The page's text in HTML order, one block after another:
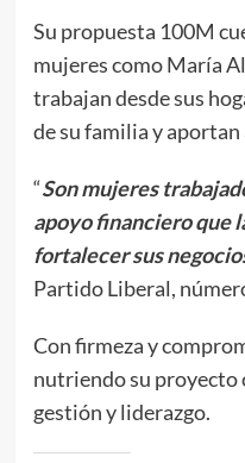
Su propuesta 100M
mujeres como María
trabajan desde sus
de su familia y aportan
“Son mujeres
apoyo financiero que
fortalecer sus
Partido Liberal,
Con firmeza y
nutriendo su proyecto
gestión y liderazgo.